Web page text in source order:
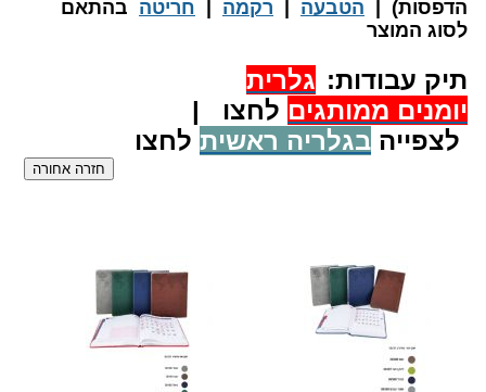
הדפסות) | הטבעה רקמה חריטה בהתאם
לסוג המוצר
תיק עבודות: גלרית
יומנים ממותגים לחצו |
לצפייה בגלריה ראשית לחצו